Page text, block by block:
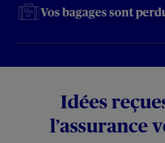
Vos bagages sont
Idées
l’assurance